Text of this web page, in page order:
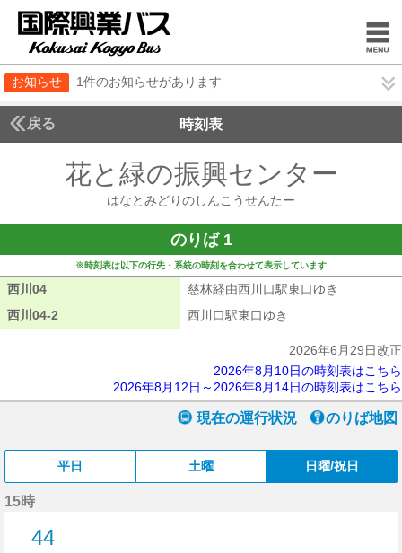
お知らせ 1件のお知らせがあります
戻る 時刻表
花と緑の振興センター
はなとみどりのしんこうせんたー
のりば 1
※時刻表は以下の行先・系統の時刻を合わせて表示しています
西川04 慈林経由西川口駅東口ゆき
西川04-2
西川口駅東口ゆき
2026年6月29日改正
2026年8月10日の時刻表はこちら
2026年8月12日～2026年8月14日の時刻表はこちら
現在の運行状況 のりば地図
平日 土曜 日曜/祝日
15時
44